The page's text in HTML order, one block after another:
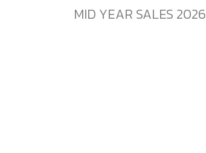
MID YEAR SALES 2026